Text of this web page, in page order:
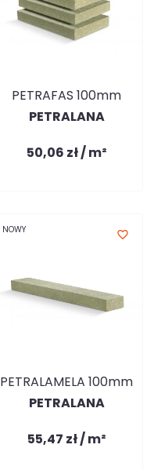
PETRAFAS 100mm
PETRALANA
50,06 zł / m²
NOWY favorite_border
PETRALAMELA 100mm
PETRALANA
55,47 zł / m²